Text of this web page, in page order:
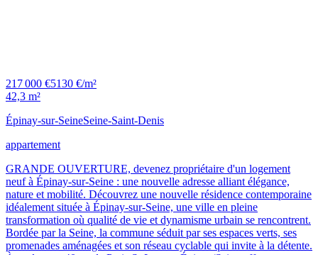
217 000 €5130 €/m²
42,3 m²
Épinay-sur-SeineSeine-Saint-Denis
appartement
GRANDE OUVERTURE, devenez propriétaire d'un logement
neuf à Épinay-sur-Seine : une nouvelle adresse alliant élégance,
nature et mobilité. Découvrez une nouvelle résidence contemporaine
idéalement située à Épinay-sur-Seine, une ville en pleine
transformation où qualité de vie et dynamisme urbain se rencontrent.
Bordée par la Seine, la commune séduit par ses espaces verts, ses
promenades aménagées et son réseau cyclable qui invite à la détente.